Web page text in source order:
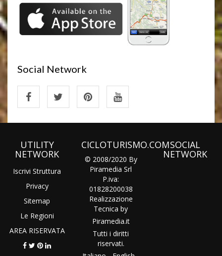
Social Network
UTILITY
NETWORK
Iscrivi Struttura
Privacy
Sitemap
Le Regioni
AREA RISERVATA
CICLOTURISMO.COM
© 2008/2020 By
Piramedia Srl
P.iva:
01828200038
Realizzazione
Tecnica by
Piramedia.it
Tutti i diritti
riservati.
SOCIAL
NETWORK